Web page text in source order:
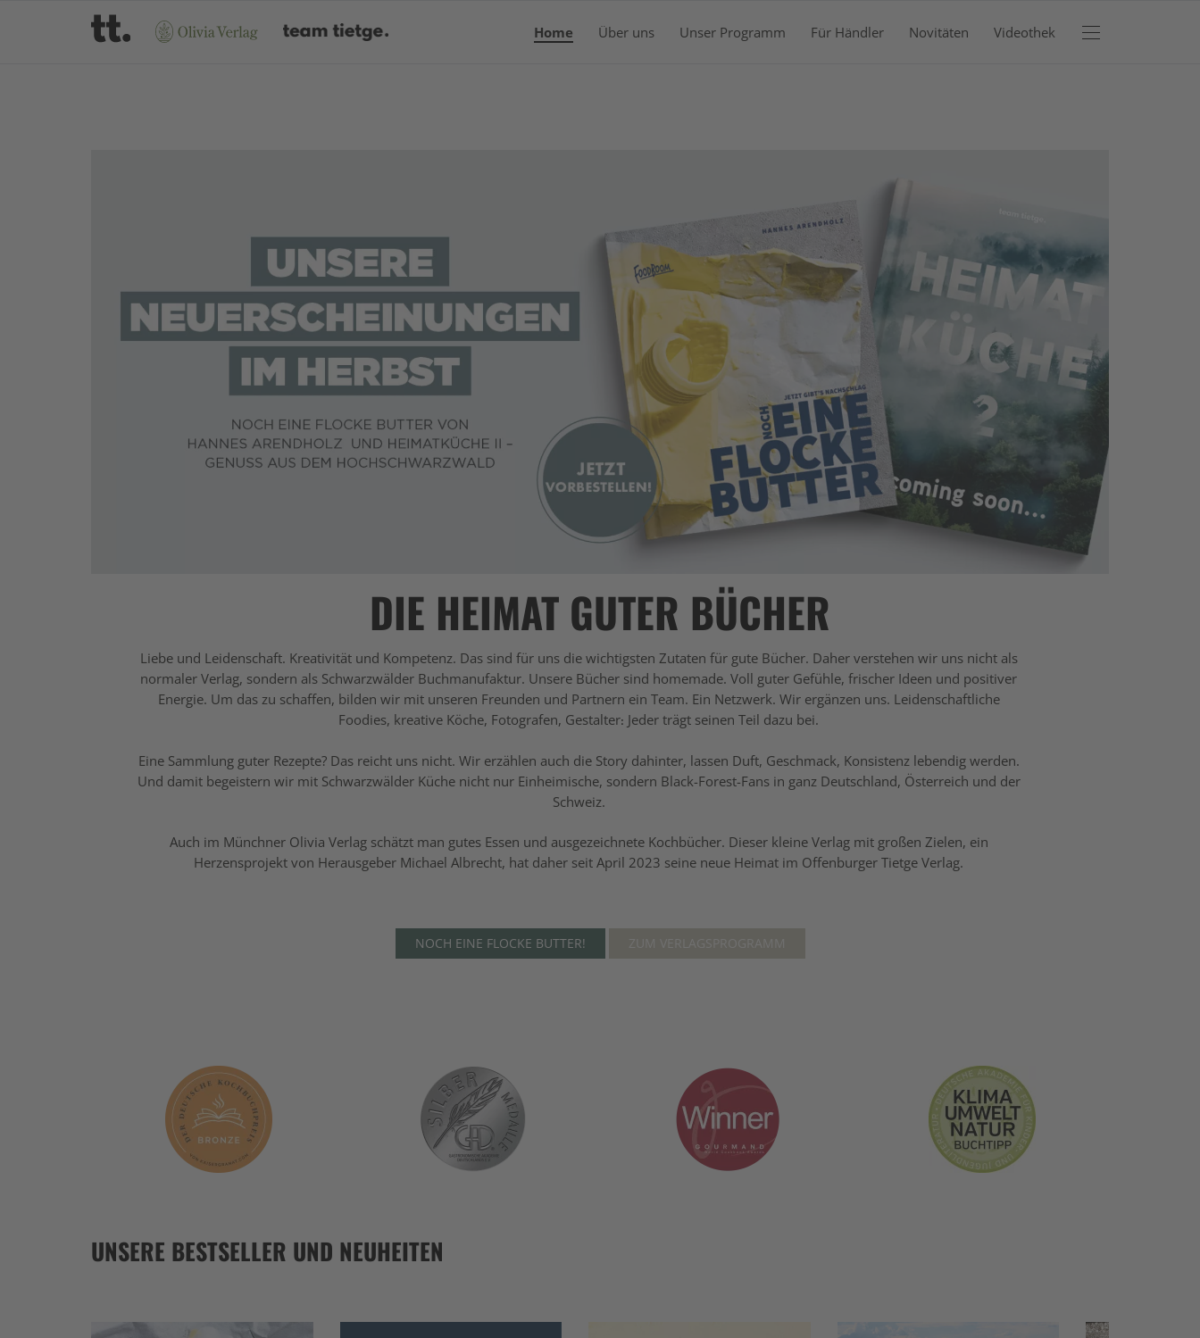
Home Über uns Unser Programm Für Händler Novitäten Videothek
DIE HEIMAT GUTER BÜCHER
Liebe und Leidenschaft. Kreativität und Kompetenz. Das sind für uns die wichtigsten Zutaten für gute Bücher. Daher verstehen wir uns nicht als
normaler Verlag, sondern als Schwarzwälder Buchmanufaktur. Unsere Bücher sind homemade. Voll guter Gefühle, frischer Ideen und positiver
Energie. Um das zu schaffen, bilden wir mit unseren Freunden und Partnern ein Team. Ein Netzwerk. Wir ergänzen uns. Leidenschaftliche
Foodies, kreative Köche, Fotografen, Gestalter: Jeder trägt seinen Teil dazu bei.
Eine Sammlung guter Rezepte? Das reicht uns nicht. Wir erzählen auch die Story dahinter, lassen Duft, Geschmack, Konsistenz lebendig werden.
Und damit begeistern wir mit Schwarzwälder Küche nicht nur Einheimische, sondern Black-Forest-Fans in ganz Deutschland, Österreich und der
Schweiz.
Auch im Münchner Olivia Verlag schätzt man gutes Essen und ausgezeichnete Kochbücher. Dieser kleine Verlag mit großen Zielen, ein
Herzensprojekt von Herausgeber Michael Albrecht, hat daher seit April 2023 seine neue Heimat im Offenburger Tietge Verlag.
NOCH EINE FLOCKE BUTTER!
UNSERE BESTSELLER UND NEUHEITEN